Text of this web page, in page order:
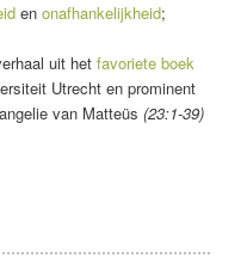
en onafhankelijkheid;
uit het favoriete boek
Utrecht en prominent
van Matteüs (23:1-39)